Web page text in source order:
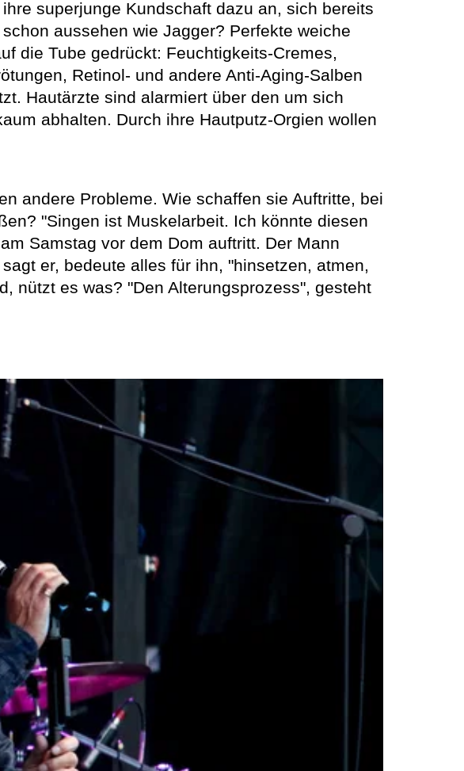
superjunge Kundschaft dazu an, sich bereits
aussehen wie Jagger? Perfekte weiche
die Tube gedrückt: Feuchtigkeits-Cremes,
Retinol- und andere Anti-Aging-Salben
Hautärzte sind alarmiert über den um sich
abhalten. Durch ihre Hautputz-Orgien wollen
andere Probleme. Wie schaffen sie Auftritte, bei
"Singen ist Muskelarbeit. Ich könnte diesen
Samstag vor dem Dom auftritt. Der Mann
er, bedeute alles für ihn, "hinsetzen, atmen,
nützt es was? "Den Alterungsprozess", gesteht